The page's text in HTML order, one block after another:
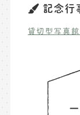
記念行
貸切型写真